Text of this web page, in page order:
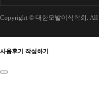
Copyright © 대한모발이식학회. All
사용후기 작성하기